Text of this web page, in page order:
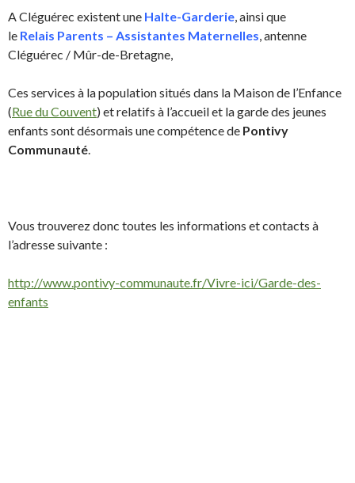
A Cléguérec existent une Halte-Garderie, ainsi que
le Relais Parents – Assistantes Maternelles, antenne
Cléguérec / Mûr-de-Bretagne,
Ces services à la population situés dans la Maison de l’Enfance
(Rue du Couvent) et relatifs à l’accueil et la garde des jeunes
enfants sont désormais une compétence de Pontivy
Communauté.
Vous trouverez donc toutes les informations et contacts à
l’adresse suivante :
http://www.pontivy-communaute.fr/Vivre-ici/Garde-des-
enfants